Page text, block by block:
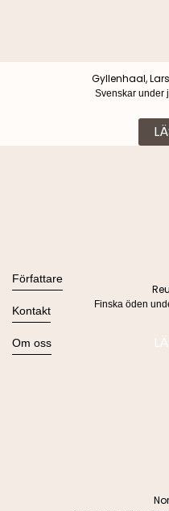
Gyllenhaal,
Svenskar under
Finska öden
Alla böcker
Ljudböcker
Nyheter
Författare
Se alla
Kontakt
Kontakta oss
Press
Om oss